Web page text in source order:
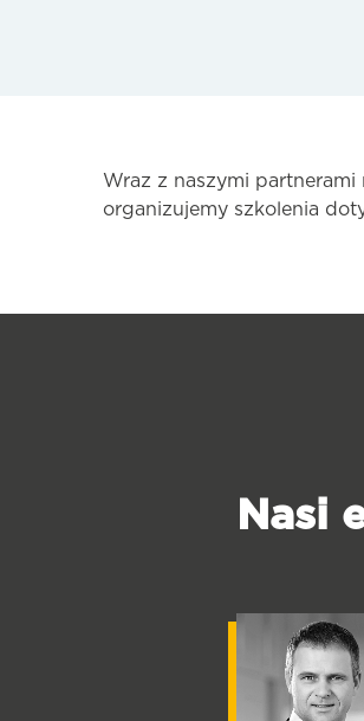
Wraz z naszymi
organizujemy szkolenia
Nasi